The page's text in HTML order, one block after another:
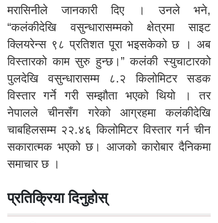
मरासिनीले जानकारी दिए । उनले भने,
“कलंकीदेखि वसुन्धारासम्मको क्षेत्रमा साइट
क्लियरेन्स ९८ प्रतिशत पूरा भइसकेको छ । अब
विस्तारको काम सुरु हुन्छ।” कलंकी स्युचाटारको
पुलदेखि वसुन्धारासम्म ८.२ किलोमिटर सडक
विस्तार गर्ने गरी सम्झौता भएको थियो । तर
नेपालले चीनसँग गरेको आग्रहमा कलंकीदेखि
चाबहिलसम्म २२.४६ किलोमिटर विस्तार गर्न चीन
सकारात्मक भएको छ। आजको कारोबार दैनिकमा
समाचार छ ।
प्रतिक्रिया दिनुहोस्